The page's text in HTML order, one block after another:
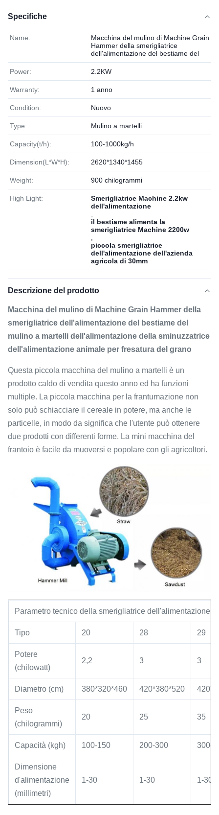
Specifiche
Name:
Macchina del mulino di Machine Grain
Hammer della smerigliatrice
dell'alimentazione del bestiame del
Power: 2.2KW
Warranty: 1 anno
Condition: Nuovo
Type: Mulino a martelli
Capacity(t/h): 100-1000kg/h
Dimension(L*W*H): 2620*1340*1455
Weight: 900 chilogrammi
High Light:
Smerigliatrice Machine 2.2kw
dell'alimentazione
il bestiame alimenta la
smerigliatrice Machine 2200w
piccola smerigliatrice
dell'alimentazione dell'azienda
agricola di 30mm
Descrizione del prodotto
Macchina del mulino di Machine Grain Hammer della
smerigliatrice dell'alimentazione del bestiame del
mulino a martelli dell'alimentazione della sminuzzatrice
dell'alimentazione animale per fresatura del grano
Questa piccola macchina del mulino a martelli è un
prodotto caldo di vendita questo anno ed ha funzioni
multiple. La piccola macchina per la frantumazione non
solo può schiacciare il cereale in potere, ma anche le
particelle, in modo da significa che l'utente può ottenere
due prodotti con differenti forme. La mini macchina del
frantoio è facile da muoversi e popolare con gli agricoltori.
Parametro tecnico della smerigliatrice dell'alimentazione
Tipo 20 28 29
Potere
(chilowatt)
2,2 3 3
Diametro (cm) 380*320*460 420*380*520
Peso
(chilogrammi)
20 25 35
Capacità (kgh) 100-150 200-300 300-
Dimensione
d'alimentazione
(millimetri)
1-30 1-30 1-30